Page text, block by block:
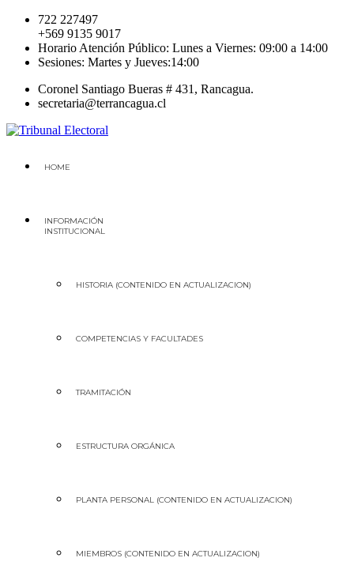
Skip
content
722 227497
+569 9135 9017
Horario Atención Público: Lunes a Viernes: 09:00 a 14:00
Sesiones: Martes y Jueves:14:00
Coronel Santiago Bueras # 431, Rancagua.
secretaria@terrancagua.cl
HOME
INFORMACIÓN
INSTITUCIONAL
HISTORIA (CONTENIDO EN ACTUALIZACION)
COMPETENCIAS Y FACULTADES
TRAMITACIÓN
ESTRUCTURA ORGÁNICA
PLANTA PERSONAL (CONTENIDO EN ACTUALIZACION)
MIEMBROS (CONTENIDO EN ACTUALIZACION)